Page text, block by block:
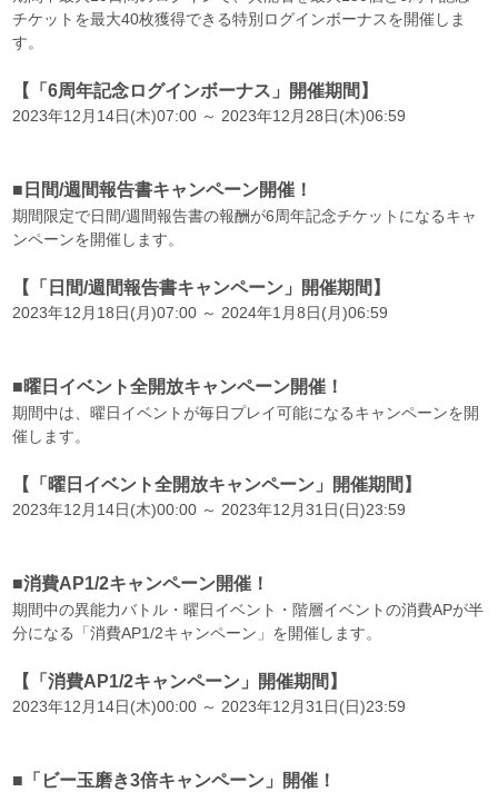
チケットを最大40枚獲得できる特別ログインボーナスを開催しま
す。
【「6周年記念ログインボーナス」開催期間】
2023年12月14日(木)07:00 ～ 2023年12月28日(木)06:59
■日間/週間報告書キャンペーン開催！
期間限定で日間/週間報告書の報酬が6周年記念チケットになるキャ
ンペーンを開催します。
【「日間/週間報告書キャンペーン」開催期間】
2023年12月18日(月)07:00 ～ 2024年1月8日(月)06:59
■曜日イベント全開放キャンペーン開催！
期間中は、曜日イベントが毎日プレイ可能になるキャンペーンを開
催します。
【「曜日イベント全開放キャンペーン」開催期間】
2023年12月14日(木)00:00 ～ 2023年12月31日(日)23:59
■消費AP1/2キャンペーン開催！
期間中の異能力バトル・曜日イベント・階層イベントの消費APが半
分になる「消費AP1/2キャンペーン」を開催します。
【「消費AP1/2キャンペーン」開催期間】
2023年12月14日(木)00:00 ～ 2023年12月31日(日)23:59
■「ビー玉磨き3倍キャンペーン」開催！